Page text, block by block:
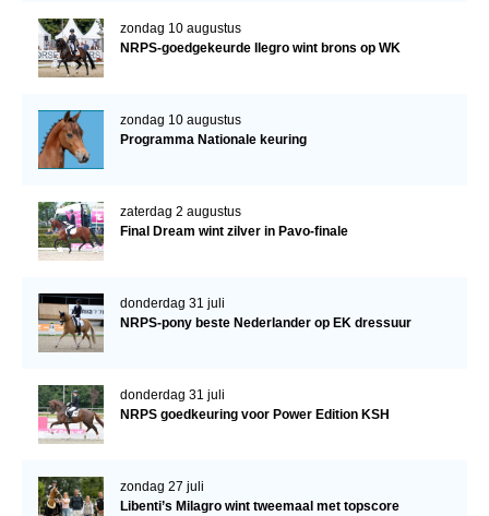
zondag 10 augustus
NRPS-goedgekeurde Ilegro wint brons op WK
zondag 10 augustus
Programma Nationale keuring
zaterdag 2 augustus
Final Dream wint zilver in Pavo-finale
donderdag 31 juli
NRPS-pony beste Nederlander op EK dressuur
donderdag 31 juli
NRPS goedkeuring voor Power Edition KSH
zondag 27 juli
Libenti’s Milagro wint tweemaal met topscore